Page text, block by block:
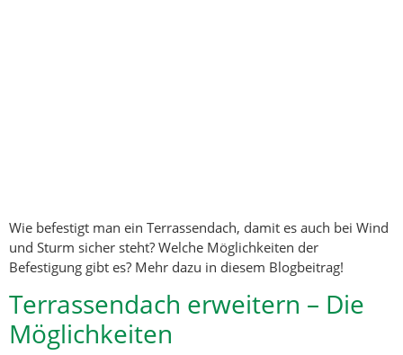
Wie befestigt man ein Terrassendach, damit es auch bei Wind
und Sturm sicher steht? Welche Möglichkeiten der
Befestigung gibt es? Mehr dazu in diesem Blogbeitrag!
Terrassendach erweitern – Die
Möglichkeiten